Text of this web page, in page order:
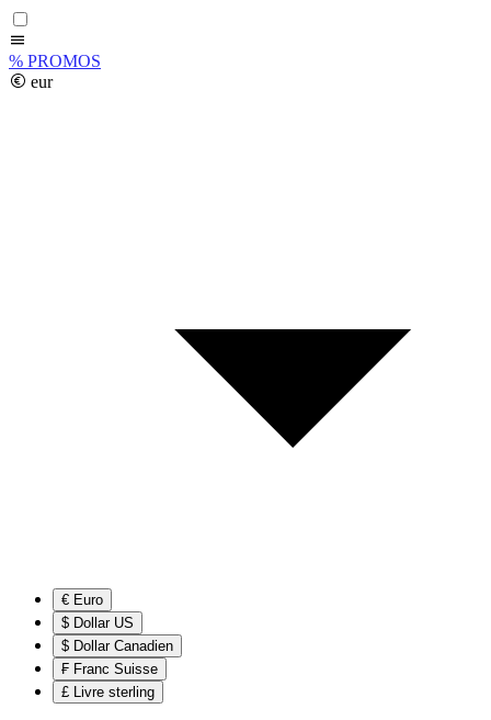
% PROMOS
eur
€ Euro
$ Dollar US
$ Dollar Canadien
₣ Franc Suisse
£ Livre sterling